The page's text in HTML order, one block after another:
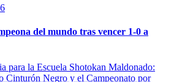
del mundo tras vencer 1-0 a